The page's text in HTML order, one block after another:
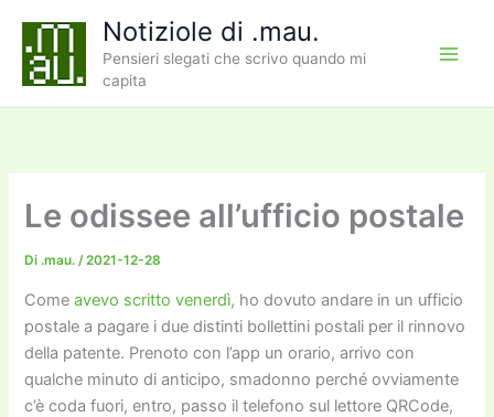
contenuto
Notiziole di .mau.
Pensieri slegati che scrivo quando mi
capita
Le odissee all’ufficio postale
Di .mau./2021-12-28
Comeavevo scritto venerdì, ho dovuto andare in un ufficio
postale a pagare i due distinti bollettini postali per il rinnovo
della patente. Prenoto con l’app un orario, arrivo con
qualche minuto di anticipo, smadonno perché ovviamente
c’è coda fuori, entro, passo il telefono sul lettore QRCode,